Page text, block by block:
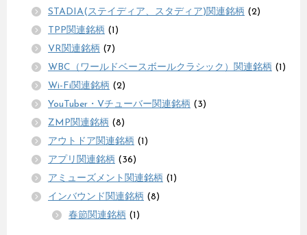
STADIA(ステイディア、スタディア)関連銘柄 (2)
TPP関連銘柄 (1)
VR関連銘柄 (7)
WBC（ワールドベースボールクラシック）関連銘柄 (1)
Wi-Fi関連銘柄 (2)
YouTuber・Vチューバー関連銘柄 (3)
ZMP関連銘柄 (8)
アウトドア関連銘柄 (1)
アプリ関連銘柄 (36)
アミューズメント関連銘柄 (1)
インバウンド関連銘柄 (8)
春節関連銘柄 (1)